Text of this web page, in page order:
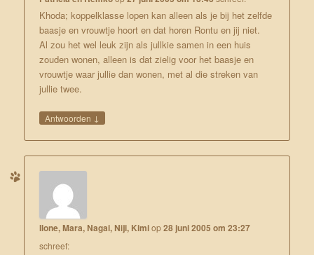
Khoda; koppelklasse lopen kan alleen als je bij het zelfde
baasje en vrouwtje hoort en dat horen Rontu en jij niet.
Al zou het wel leuk zijn als jullkie samen in een huis
zouden wonen, alleen is dat zielig voor het baasje en
vrouwtje waar jullie dan wonen, met al die streken van
jullie twee.
Antwoorden ↓
Ilone, Mara, Nagai, Niji, Kimiop28 juni 2005 om 23:27
schreef: